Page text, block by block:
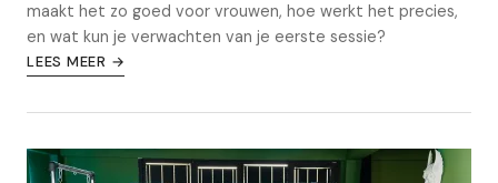
maakt het zo goed voor vrouwen, hoe werkt het precies,
en wat kun je verwachten van je eerste sessie?
LEES MEER →